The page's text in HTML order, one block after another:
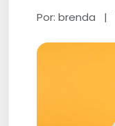
Por: brenda |